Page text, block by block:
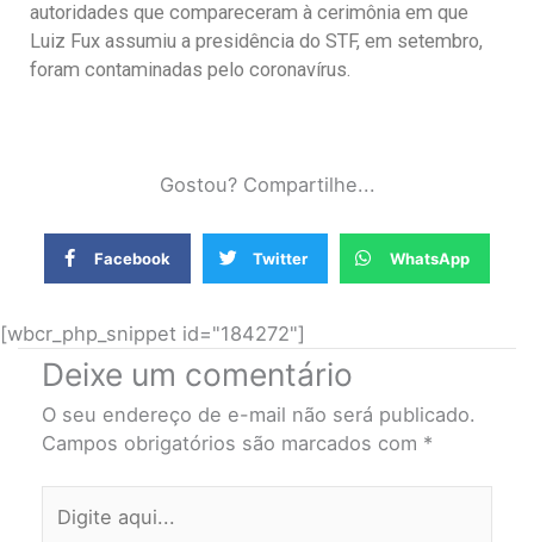
autoridades que compareceram à cerimônia em que
Luiz Fux assumiu a presidência do STF, em setembro,
foram contaminadas pelo coronavírus.
Gostou? Compartilhe...
Facebook Twitter WhatsApp
[wbcr_php_snippet id="184272"]
Deixe um comentário
O seu endereço de e-mail não será publicado.
Campos obrigatórios são marcados com *
aqui...